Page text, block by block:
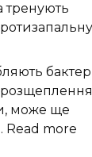
двічі
вкрала
з
магазину
тренують
може ще
Read more